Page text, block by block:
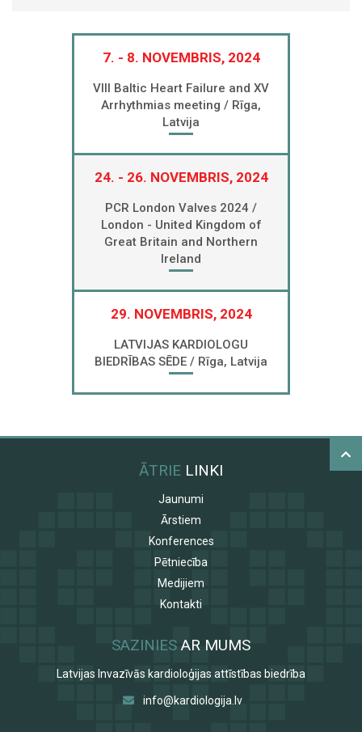
7. - 8. NOVEMBRIS, 2024
VIII Baltic Heart Failure and XV
Arrhythmias meeting / Rīga,
Latvija
24. - 26. NOVEMBRIS, 2024
PCR London Valves 2024 /
London - United Kingdom of
Great Britain and Northern
Ireland
29. NOVEMBRIS, 2024
LATVIJAS KARDIOLOGU
BIEDRĪBAS SĒDE / Rīga, Latvija
ĀTRIE LINKI
Jaunumi
Ārstiem
Konferences
Pētniecība
Medijiem
Kontakti
SAZINIES AR MUMS
Latvijas Invazīvās kardioloģijas attīstības biedrība
info@kardiologija.lv